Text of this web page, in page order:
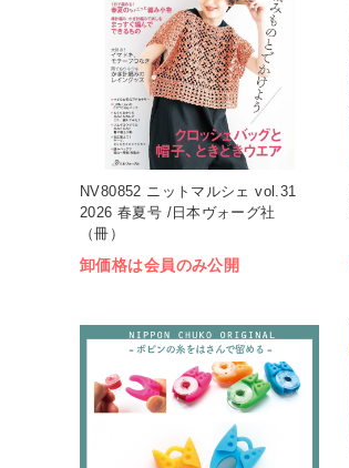
NV80852 ニットマルシェ vol.31
2026 春夏号 /日本ヴォーグ社
（冊）
卸価格は会員のみ公開